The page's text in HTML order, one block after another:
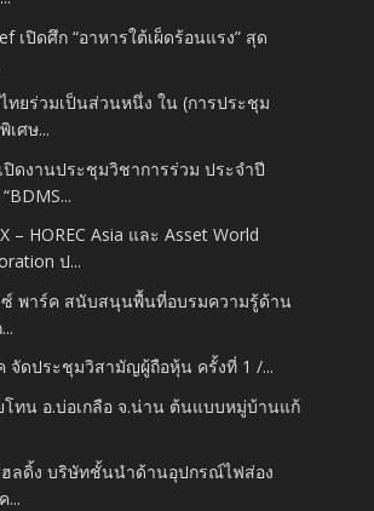
เปิดศึก “อาหารใต้เผ็ดร้อนแรง” สุด
ทยร่วมเป็นส่วนหนึ่ง ใน (การประชุม
เศษ...
ปิดงานประชุมวิชาการร่วม ประจำปี
– HOREC Asia และ Asset World
ป...
ซ์ พาร์ค สนับสนุนพื้นที่อบรมความรู้ด้าน
จัดประชุมวิสามัญผู้ถือหุ้น ครั้งที่ 1 /...
ทน อ.บ่อเกลือ จ.น่าน ต้นแบบหมู่บ้านแก้
ลดิ้ง บริษัทชั้นนำด้านอุปกรณ์ไฟส่อง
...